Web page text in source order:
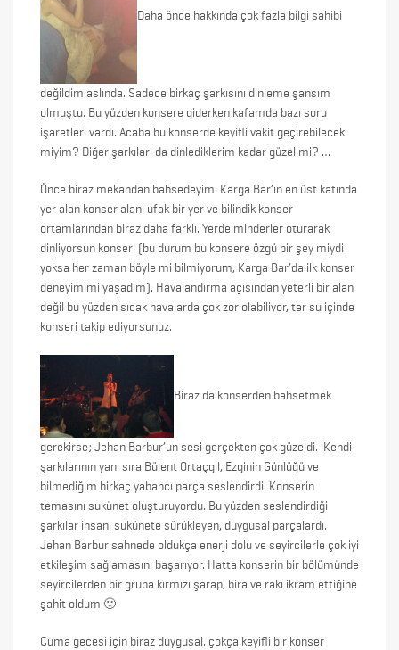
Daha önce hakkında çok fazla bilgi sahibi
değildim aslında. Sadece birkaç şarkısını dinleme şansım
olmuştu. Bu yüzden konsere giderken kafamda bazı soru
işaretleri vardı. Acaba bu konserde keyifli vakit geçirebilecek
miyim? Diğer şarkıları da dinlediklerim kadar güzel mi? …
Önce biraz mekandan bahsedeyim. Karga Bar’ın en üst katında
yer alan konser alanı ufak bir yer ve bilindik konser
ortamlarından biraz daha farklı. Yerde minderler oturarak
dinliyorsun konseri (bu durum bu konsere özgü bir şey miydi
yoksa her zaman böyle mi bilmiyorum, Karga Bar’da ilk konser
deneyimimi yaşadım). Havalandırma açısından yeterli bir alan
değil bu yüzden sıcak havalarda çok zor olabiliyor, ter su içinde
konseri takip ediyorsunuz.
Biraz da konserden bahsetmek
gerekirse; Jehan Barbur’un sesi gerçekten çok güzeldi. Kendi
şarkılarının yanı sıra Bülent Ortaçgil, Ezginin Günlüğü ve
bilmediğim birkaç yabancı parça seslendirdi. Konserin
temasını sukünet oluşturuyordu. Bu yüzden seslendirdiği
şarkılar insanı sukünete sürükleyen, duygusal parçalardı.
Jehan Barbur sahnede oldukça enerji dolu ve seyircilerle çok iyi
etkileşim sağlamasını başarıyor. Hatta konserin bir bölümünde
seyircilerden bir gruba kırmızı şarap, bira ve rakı ikram ettiğine
şahit oldum 🙂
Cuma gecesi için biraz duygusal, çokça keyifli bir konser